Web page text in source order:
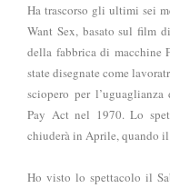
Ha trascorso gli ultimi sei
Want Sex, basato sul film
della fabbrica di macchine
state disegnate come
sciopero per
Pay Act nel 1970. Lo
chiuderà in Aprile, quando
Ho visto lo spettacolo il